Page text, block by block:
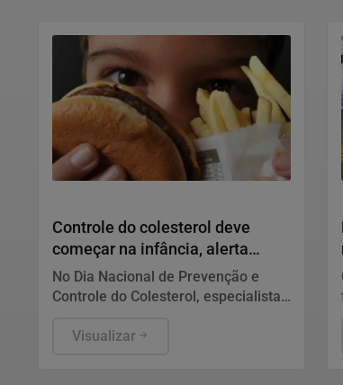
Controle do colesterol deve
começar na infância, alerta
cardiologista
No Dia Nacional de Prevenção e
Controle do Colesterol, especialista
Cardiologia recomenda exame
Visualizar